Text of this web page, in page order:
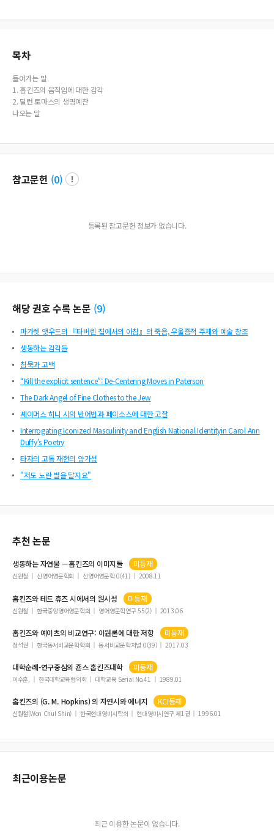
목차
들어가는 말
1. 홉킨즈의 움직임에 대한 감각
2. 딜런 토마스의 생명예찬
나오는 말
참고문헌 (0)
등록된 참고문헌 정보가 없습니다.
해당 권호 수록 논문 (9)
마가렛 앳우드의 『타버린 집에서의 아침』의 죽음, 우울증적 주체와 예술 창조
생동하는 감각들
침묵과 고백
“Kill the explicit sentence”: De-Centering Moves in Paterson
The Dark Angel of Fine Clothes to the Jew
셰이머스 히니 시의 반어법과 페이소스에 대한 고찰
Interrogating Iconized Masculinity and English National Identityin Carol Ann
Duffy’s Poetry
타자의 고통 재현의 양가성
"저도 노란 별을 달지요"
추천 논문
생동하는 자연물 －홉킨즈의 이미지들 미등재
신원철 신영어영문학회 신영어영문학 0(41) 2008.11
홉킨즈와 테드 휴즈 시에서의 원시성 미등재
신원철 한국중앙영어영문학회 영어영문학연구 55(2) 2013.06
홉킨즈와 예이츠의 비교연구: 이원론에 대한 저항 미등재
정석권 한국동서비교문학학회 동서비교문학저널 0(39) 2017.03
대학순례-연구중심의 죤스홉킨즈대학 미등재
이수훈, 한국대학교육협의회 대학교육 Serial No.41 1989.01
홉킨즈의 (G. M. Hopkins) 의 자연시와 에너지 KCI등재
신원철(Won Chul Shin) 한국현대영미시학회 현대영미시연구 제1권 1996.01
최근이용논문
최근 이용한 논문이 없습니다.